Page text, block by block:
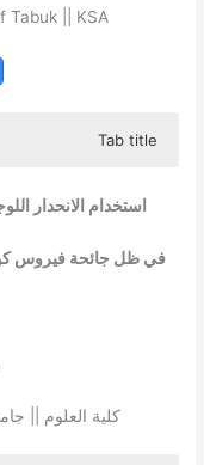
Tabuk || KSA
Tab title
the students of the
system during
of the students
faced by the
with the e- learning
The electronic
the study variables.
استخدام الانحدار
في ظل جائحة فيروس
كلية العلوم ||